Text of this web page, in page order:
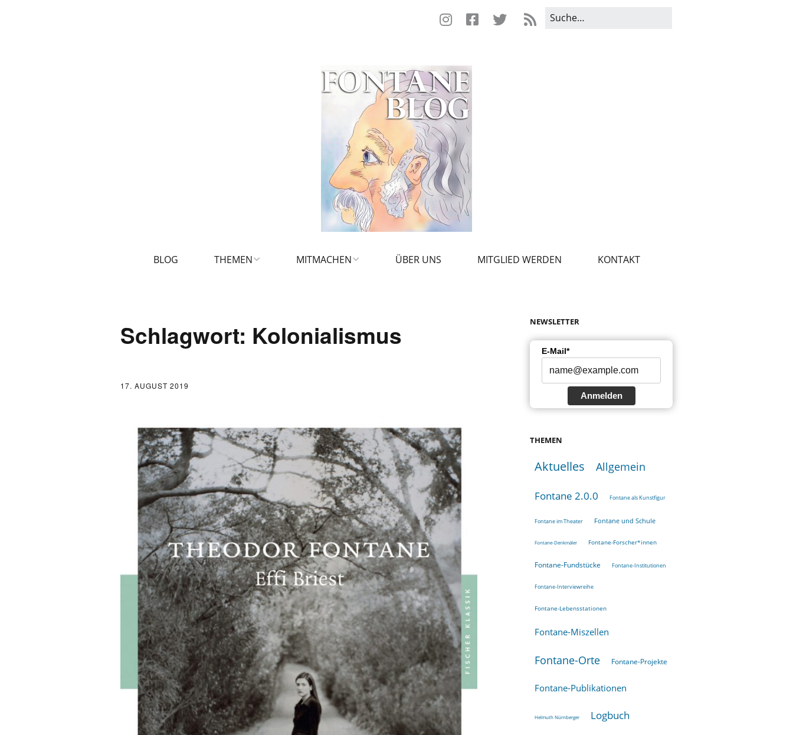
BLOG THEMEN
FONTANE UND SCHULE
FONTANE-
FORSCHER*INNEN
FONTANE-INSTITUTIONEN
FONTANE-
LEBENSSTATIONEN
FONTANE-ORTE
FONTANE-PROJEKTE
MITMACHEN ÜBER UNS MITGLIED WERDEN KONTAKT
Schlagwort: Kolonialismus
17. AUGUST 2019
NEWSLETTER
E-Mail*
Anmelden
THEMEN
Aktuelles Allgemein
Fontane 2.0.0 Fontane als Kunstfigur
Fontane im Theater Fontane und Schule
Fontane-Denkmäler Fontane-Forscher*innen
Fontane-Fundstücke Fontane-Institutionen
Fontane-Interviewreihe
Fontane-Lebensstationen
Fontane-Miszellen
Fontane-Orte Fontane-Projekte
Fontane-Publikationen
Helmuth Nürnberger Logbuch